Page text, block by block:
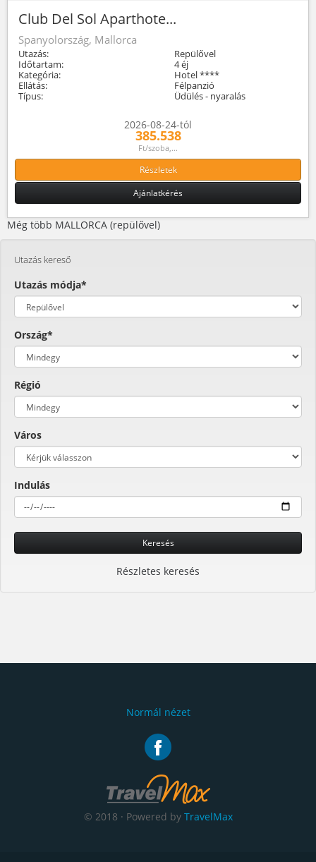
Club Del Sol Aparthote...
Spanyolország, Mallorca
Utazás:
Repülővel
Időtartam:
4 éj
Kategória:
Hotel ****
Ellátás:
Félpanzió
Típus:
Üdülés - nyaralás
2026-08-24-tól
385.538
Ft/szoba,...
Részletek
Ajánlatkérés
Még több MALLORCA (repülővel)
Utazás kereső
Utazás módja*
Ország*
Régió
Város
Indulás
Keresés
Részletes keresés
Normál nézet
© 2018 · Powered by TravelMax